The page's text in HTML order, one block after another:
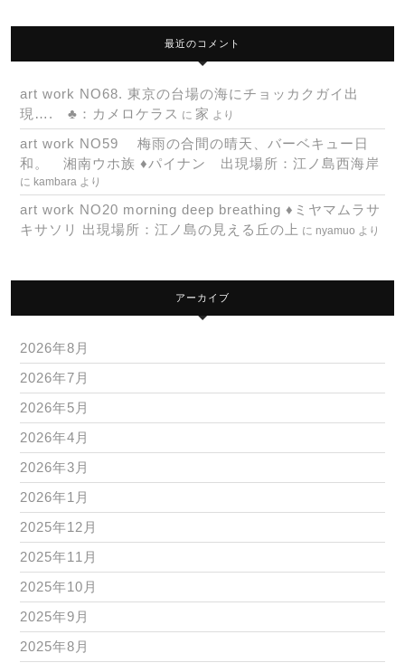
最近のコメント
art work NO68. 東京の台場の海にチョッカクガイ出
現…. ♣：カメロケラス に 家 より
art work NO59 梅雨の合間の晴天、バーベキュー日
和。 湘南ウホ族 ♦パイナン 出現場所：江ノ島西海岸
に kambara より
art work NO20 morning deep breathing ♦ミヤマムラサ
キサソリ 出現場所：江ノ島の見える丘の上 に nyamuo より
アーカイブ
2026年8月
2026年7月
2026年5月
2026年4月
2026年3月
2026年1月
2025年12月
2025年11月
2025年10月
2025年9月
2025年8月